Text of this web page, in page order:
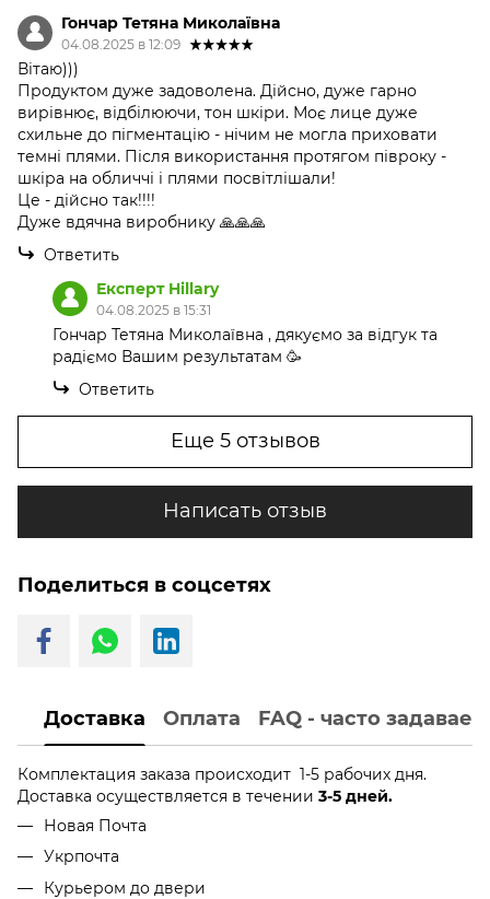
Гончар Тетяна Миколаївна
04.08.2025 в 12:09
Вітаю)))
Продуктом дуже задоволена. Дійсно, дуже гарно
вирівнює, відбілюючи, тон шкіри. Моє лице дуже
схильне до пігментацію - нічим не могла приховати
темні плями. Після використання протягом півроку -
шкіра на обличчі і плями посвітлішали!
Це - дійсно так!!!!
Дуже вдячна виробнику 🙏🙏🙏
Ответить
Експерт Hillary
04.08.2025 в 15:31
Гончар Тетяна Миколаївна , дякуємо за відгук та
радіємо Вашим результатам 🥳
Ответить
Еще 5 отзывов
Написать отзыв
Поделиться в соцсетях
Доставка Оплата FAQ - часто
Комплектация заказа происходит 1-5 рабочих дня.
Доставка осуществляется в течении 3-5 дней.
Новая Почта
Укрпочта
Курьером до двери